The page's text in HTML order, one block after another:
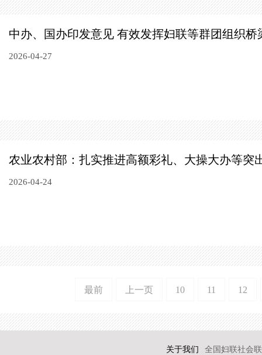
中办、国办印发意见 有效发挥妇联等群团组织桥
2026-04-27
农业农村部：扎实推进高额彩礼、大操大办等突
2026-04-24
最前 上一页 10 11 12
关于我们 全国妇联社会